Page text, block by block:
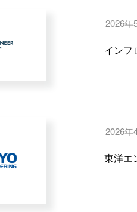
2026年
インフ
2026年
東洋エ